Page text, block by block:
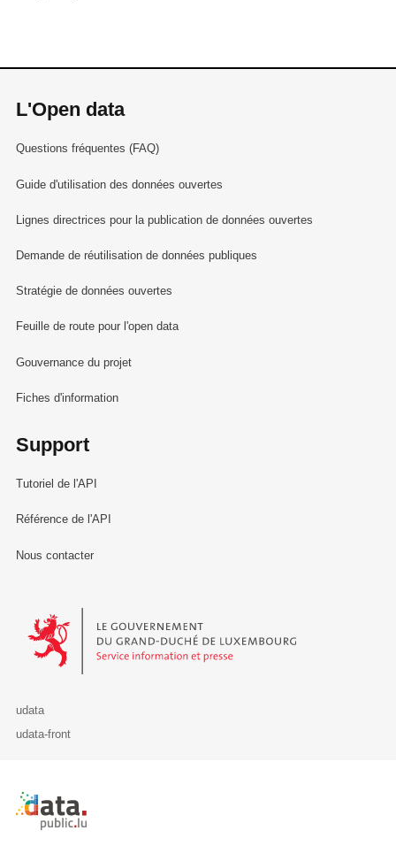
L'Open data
Questions fréquentes (FAQ)
Guide d'utilisation des données ouvertes
Lignes directrices pour la publication de données ouvertes
Demande de réutilisation de données publiques
Stratégie de données ouvertes
Feuille de route pour l'open data
Gouvernance du projet
Fiches d'information
Support
Tutoriel de l'API
Référence de l'API
Nous contacter
Le Gouvernement du Grand-Duché de Luxembourg - Service
udata
udata-front
Retour à l'accueil de data.public.lu